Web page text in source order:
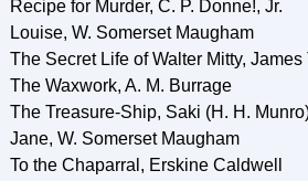
Recipe for Murder, С. P. Donne!, Jr.
Louise, W. Somerset Maugham
The Secret Life of Walter Mitty, James
The Waxwork, A. M. Burrage
The Treasure-Ship, Saki (H. H.
Jane, W. Somerset Maugham
To the Chaparral, Erskine Caldwell